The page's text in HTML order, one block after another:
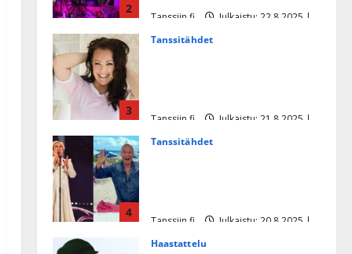
2
Tanssiin.fi
Julkaistu: 22.8.2025 |
3
Tanssitähdet
Tanssiin.fi
Julkaistu: 21.8.2025 |
4
Tanssitähdet
Tanssiin.fi
Julkaistu: 20.8.2025 |
Haastattelu